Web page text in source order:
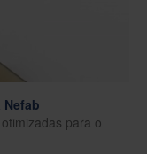
para o